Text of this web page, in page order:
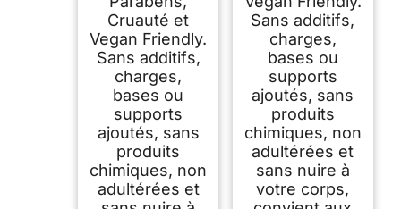
Cruauté et
Vegan Friendly.
Sans additifs,
charges,
bases ou
supports
ajoutés, sans
produits
chimiques, non
adultérées et
Sans additifs,
charges,
bases ou
supports
ajoutés, sans
produits
chimiques, non
adultérées et
sans nuire à
votre corps,